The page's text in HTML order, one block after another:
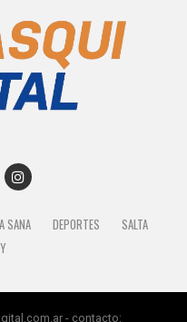
SANA DEPORTES
SALTA
- contacto: